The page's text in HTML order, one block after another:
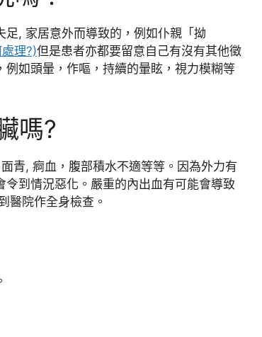
, 家居意外而導致的，例如仆親「拗
理?)但是患者亦都要留意自己有沒有其他徵
例如頭暈，作嘔，持續的暈眩，視力模糊等
嗎?
青, 痾血，腹部積水不適等等。因為外力有
到情況惡化。嚴重的內出血有可能會導致
醫院作全身檢查。